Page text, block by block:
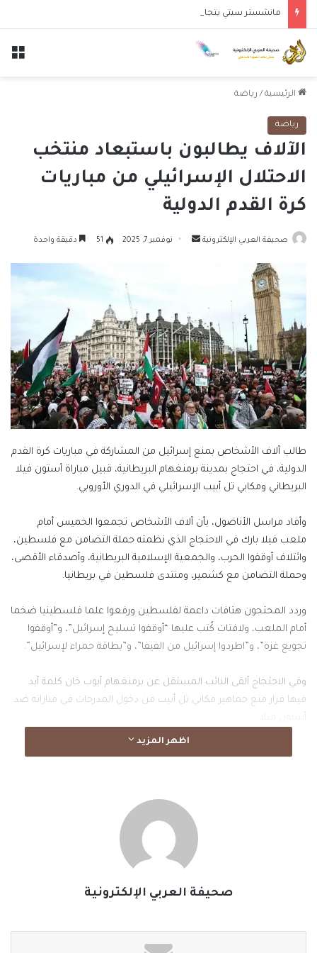
الرئيسية / رياضة
رياضة
الآلاف يطالبون باستبعاد منتخب
الاحتلال الإسرائيلي من مباريات
كرة القدم الدولية
صحيفة العربي الإلكترونية
أرسل نوفمبر 7, 2025 51 دقيقة واحدة
طالب آلاف الأشخاص بمنع إسرائيل من المشاركة في مباريات كرة القدم
الدولية، في احتجاج بمدينة برمنغهام البريطانية، قبيل مباراة أستون فيلا
البريطاني ومكابي تل أبيب الإسرائيلي في الدوري الأوروبي.
وأفاد مراسل الأناضول، بأن آلاف الأشخاص تجمعوا الخميس أمام
ملعب فيلا بارك في الاحتجاج الذي نظمته حملة التضامن مع فلسطين،
وائتلاف أوقفوا الحرب، والجمعية الإسلامية البريطانية، وأصدقاء الأقصى،
وحملة التضامن مع كشمير، ومنتدى فلسطين في بريطانيا.
وردد المحتجون هتافات داعمة لفلسطين ورفعوا علما فلسطينيا ضخما
أمام الملعب، ولافتات كُتب عليها “أوقفوا تسليح إسرائيل”، و”أوقفوا
تجويع غزة”، و”اطردوا إسرائيل من الفيفا”، و”بطاقة حمراء لإسرائيل”.
وفي الاحتجاج ألقى النائب المستقل عن برمنغهام أيوب خان كلمة أيد
فيها قرار منع جماهير مكابي تل أبيب من دخول المدرجات في مباراته ضد
وأكد خان أنهم تجمعوا أمام ملعب فيلا بارك تضامنا مع الفلسطينيين
وأضاف: “إذا كان بالإمكان منع روسيا وجنوب إفريقيا، فإن الموقف
مسؤولون حاليا عن إبادة جماعية”.
هذه الإبادة الجماعية ارتكبتها إسرائيل على مدى عامين بدعم أمريكي بدءا
من 8 أكتوبر 2023، وخلفت 68 ألفا و875 قتيلا فلسطينيا، وما يزيد على
اظهر المزيد
صحيفة العربي الإلكترونية